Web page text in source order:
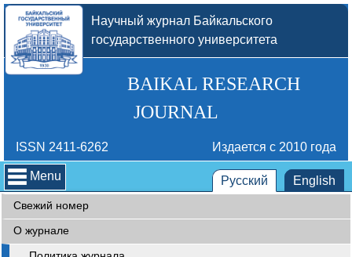
Научный журнал Байкальского
государственного университета
BAIKAL RESEARCH
JOURNAL
ISSN 2411-6262 Издается с 2010 года
Menu Русский English
Свежий номер
О журнале